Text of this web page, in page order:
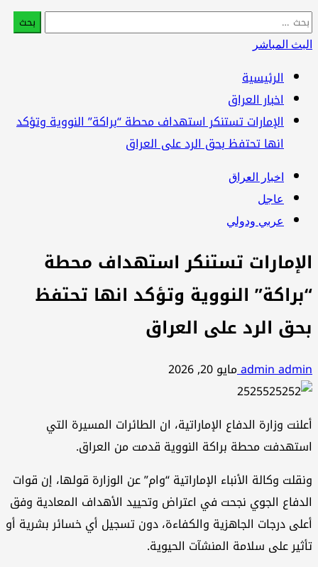
البحث
عن:
البث المباشر
الرئيسية
اخبار العراق
الإمارات تستنكر استهداف محطة “براكة” النووية وتؤكد
انها تحتفظ بحق الرد على العراق
اخبار العراق
عاجل
عربي ودولي
الإمارات تستنكر استهداف محطة
“براكة” النووية وتؤكد انها تحتفظ
بحق الرد على العراق
admin adminمايو 20, 2026
أعلنت وزارة الدفاع الإماراتية، ان الطائرات المسيرة التي
استهدفت محطة براكة النووية قدمت من العراق.
ونقلت وكالة الأنباء الإماراتية “وام” عن الوزارة قولها، إن قوات
الدفاع الجوي نجحت في اعتراض وتحييد الأهداف المعادية وفق
أعلى درجات الجاهزية والكفاءة، دون تسجيل أي خسائر بشرية أو
تأثير على سلامة المنشآت الحيوية.